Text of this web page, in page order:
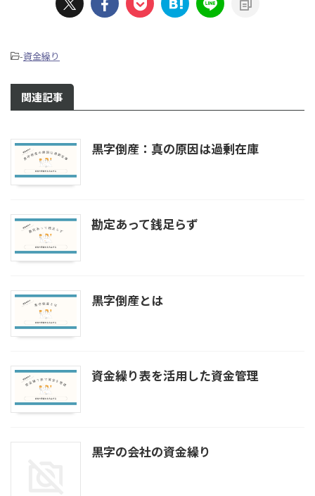
-資金繰り
関連記事
黒字倒産：真の原因は過剰在庫
勘定あって銭足らず
黒字倒産とは
資金繰り表を活用した資金管理
黒字の会社の資金繰り